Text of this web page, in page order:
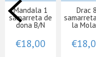
Mandala 1
samarreta de
dona B/N
€18,00
Drac 8
la